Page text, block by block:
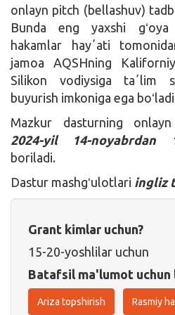
onlayn pitch (bellashuv)
Bunda eng yaxshi
hakamlar hayʼati
jamoa AQSHning
Silikon vodiysiga taʼlim
buyurish imkoniga ega
Mazkur dasturning onlayn
2024-yil 14-noyabrdan
boriladi.
Dastur mashgʻulotlari ingliz
Grant kimlar uchun?
15-20-yoshlilar uchun
Batafsil ma'lumot uchun
Ariza topshirish Rasmiy